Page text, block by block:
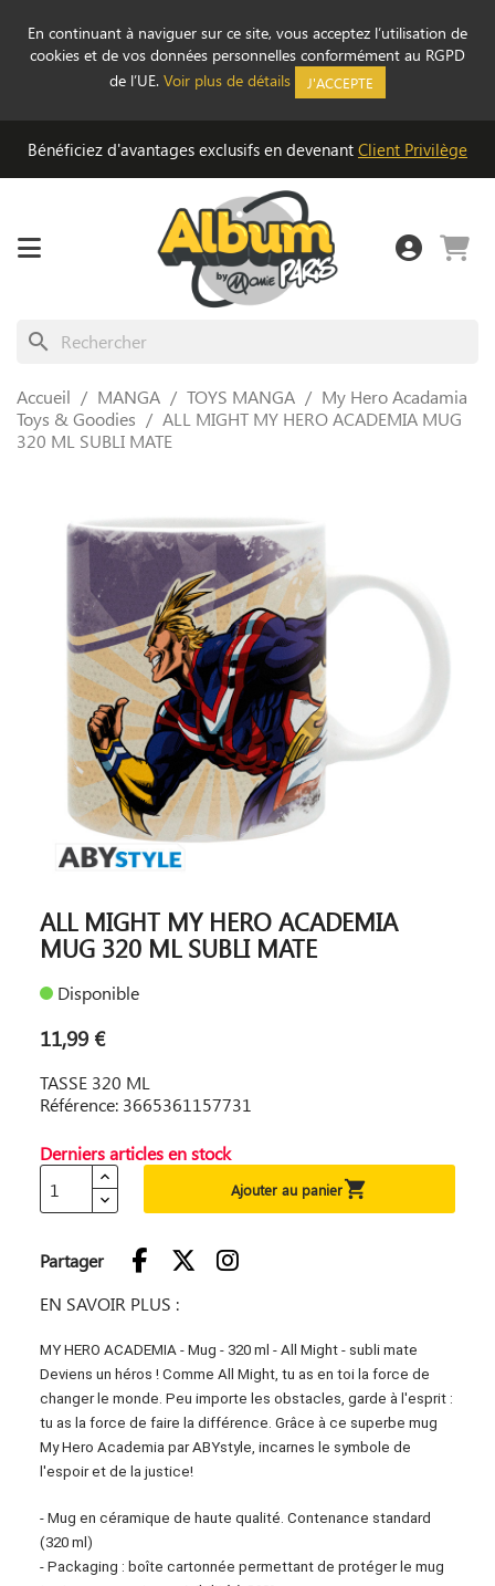
En continuant à naviguer sur ce site, vous acceptez l’utilisation de
cookies et de vos données personnelles conformément au RGPD
de l’UE. Voir plus de détails J'ACCEPTE
Bénéficiez d'avantages exclusifs en devenant Client Privilège
search
Accueil MANGA TOYS MANGA
My Hero Acadamia
Toys & Goodies
ALL MIGHT MY HERO ACADEMIA MUG
320 ML SUBLI MATE
ALL MIGHT MY HERO ACADEMIA
MUG 320 ML SUBLI MATE
Disponible
11,99 €
TASSE 320 ML
Référence: 3665361157731
Derniers articles en stock
Ajouter au panier
Partager
EN SAVOIR PLUS :
MY HERO ACADEMIA - Mug - 320 ml - All Might - subli mate
Deviens un héros ! Comme All Might, tu as en toi la force de
changer le monde. Peu importe les obstacles, garde à l'esprit :
tu as la force de faire la différence. Grâce à ce superbe mug
My Hero Academia par ABYstyle, incarnes le symbole de
l'espoir et de la justice!
- Mug en céramique de haute qualité. Contenance standard
(320 ml)
- Packaging : boîte cartonnée permettant de protéger le mug